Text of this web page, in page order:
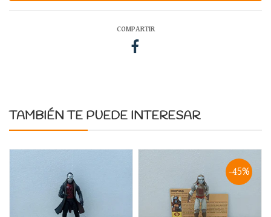
COMPARTIR
TAMBIÉN TE PUEDE INTERESAR
-45%